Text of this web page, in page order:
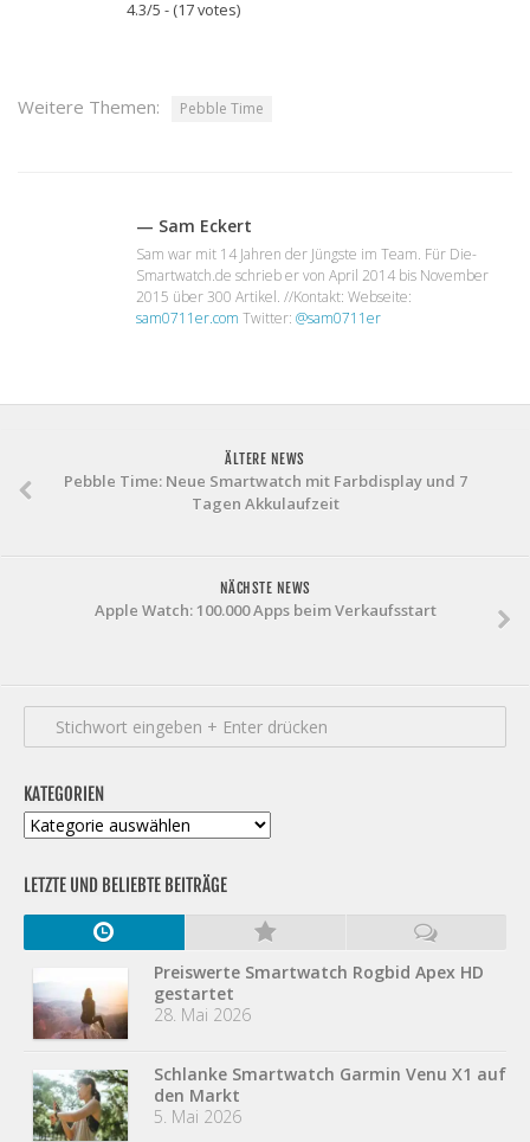
4.3/5 - (17 votes)
Weitere Themen: Pebble Time
— Sam Eckert
Sam war mit 14 Jahren der Jüngste im Team. Für Die-
Smartwatch.de schrieb er von April 2014 bis November
2015 über 300 Artikel. //Kontakt: Webseite:
sam0711er.com Twitter: @sam0711er
ÄLTERE NEWS
Pebble Time: Neue Smartwatch mit Farbdisplay und 7
Tagen Akkulaufzeit
NÄCHSTE NEWS
Apple Watch: 100.000 Apps beim Verkaufsstart
KATEGORIEN
Kategorien
LETZTE UND BELIEBTE BEITRÄGE
Preiswerte Smartwatch Rogbid Apex HD
gestartet
28. Mai 2026
Schlanke Smartwatch Garmin Venu X1 auf
den Markt
5. Mai 2026